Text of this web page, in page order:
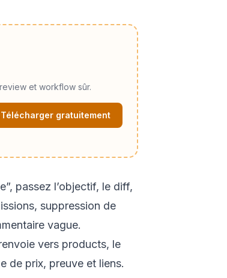
et workflow sûr.
Télécharger gratuitement
passez l’objectif, le diff,
suppression de
vague.
vers products, le
de prix, preuve et liens.